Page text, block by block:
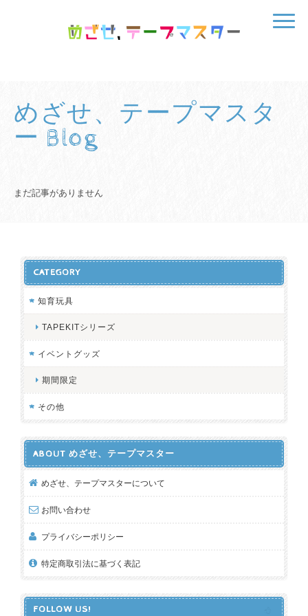
めざせ、テープマスタ
ー Blog
まだ記事がありません
CATEGORY
知育玩具
TAPEKITシリーズ
イベントグッズ
期間限定
その他
ABOUT めざせ、テープマスター
めざせ、テープマスターについて
お問い合わせ
プライバシーポリシー
特定商取引法に基づく表記
FOLLOW US!